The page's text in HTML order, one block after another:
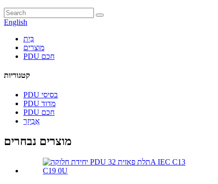
English
בַּיִת
מוצרים
PDU חכם
קטגוריות
PDU בסיסי
PDU מדוד
PDU חכם
אֲבִיזָר
מוצרים נבחרים